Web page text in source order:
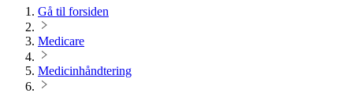
Gå til forsiden
Medicare
Medicinhåndtering